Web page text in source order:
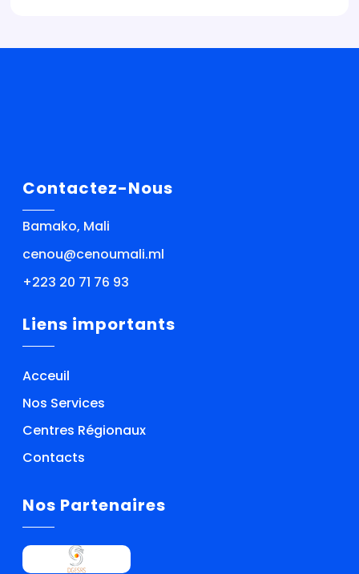
Contactez-Nous
Bamako, Mali
cenou@cenoumali.ml
+223 20 71 76 93
Liens importants
Acceuil
Nos Services
Centres Régionaux
Contacts
Nos Partenaires